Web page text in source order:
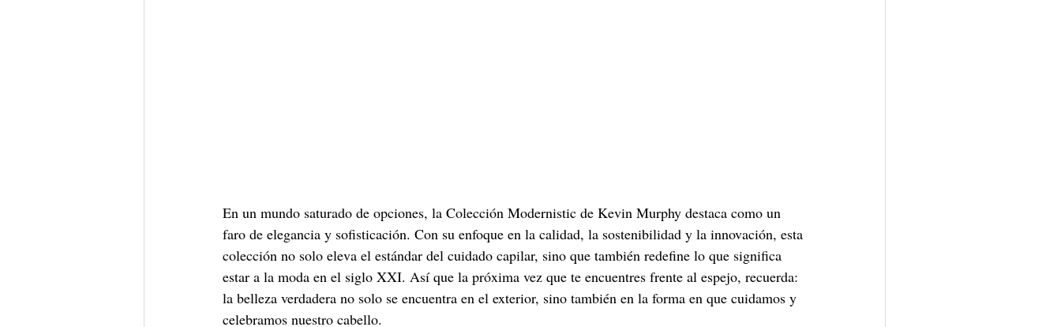
En un mundo saturado de opciones, la Colección Modernistic de Kevin Murphy destaca como un
faro de elegancia y sofisticación. Con su enfoque en la calidad, la sostenibilidad y la innovación, esta
colección no solo eleva el estándar del cuidado capilar, sino que también redefine lo que significa
estar a la moda en el siglo XXI. Así que la próxima vez que te encuentres frente al espejo, recuerda:
la belleza verdadera no solo se encuentra en el exterior, sino también en la forma en que cuidamos y
celebramos nuestro cabello.